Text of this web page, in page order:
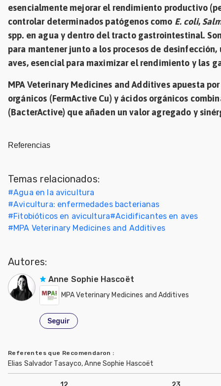
esencialmente mejorar el rendimiento productivo
controlar determinados patógenos como E. coli,
spp. en agua y dentro del tracto gastrointestinal.
para mantener junto a los procesos de
aves, esencial para maximizar el rendimiento y las
MPA Veterinary Medicines and Additives apuesta
orgánicos (FermActive Cu) y ácidos orgánicos
(BacterActive) que añaden un valor agregado y
Referencias
Temas relacionados:
#Agua en la avicultura
#Avicultura: enfermedades bacterianas
#Fitobióticos en avicultura#Acidificantes en aves
#MPA Veterinary Medicines and Additives
Autores:
Anne Sophie Hascoët
MPA Veterinary Medicines and Additives
Seguir
Referentes que Recomendaron :
Elias Salvador Tasayco, Anne Sophie Hascoët